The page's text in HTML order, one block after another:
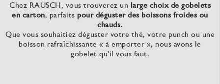
Chez RAUSCH, vous trouverez un large choix de gobelets
en carton, parfaits pour déguster des boissons froides ou
chauds.
Que vous souhaitiez déguster votre thé, votre punch ou une
boisson rafraîchissante « à emporter », nous avons le
gobelet qu'il vous faut.